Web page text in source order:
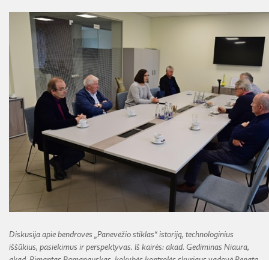
Diskusija apie bendrovės „Panevėžio stiklas“ istoriją, technologinius
iššūkius, pasiekimus ir perspektyvas. Iš kairės: akad. Gediminas Niaura,